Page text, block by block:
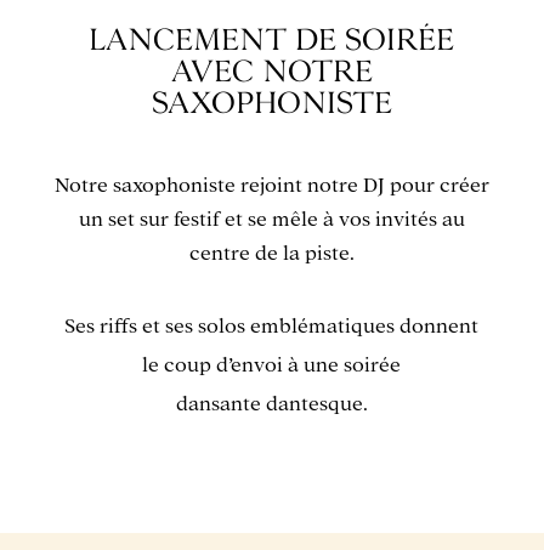
LANCEMENT DE SOIRÉE
AVEC NOTRE
SAXOPHONISTE
Notre saxophoniste rejoint notre DJ pour créer
un set sur festif et se mêle à vos invités au
centre de la piste.
Ses riffs et ses solos emblématiques donnent
le coup d’envoi à une soirée
dansante dantesque.